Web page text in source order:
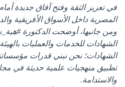
في تعزيز الثقة وفتح آفاق جديدة
المصرية داخل الأسواق الأفريقية
ومن جانبها، أوضحت الدكتورة
الشهادات للخدمات والعمليات
الشهادات؛ نحن نبني قدرات
تطبيق منهجيات علمية حديثة في
والاستدامة.